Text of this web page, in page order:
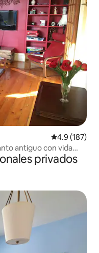
Calificación
4.9 (187)
antiguo con vida
privados